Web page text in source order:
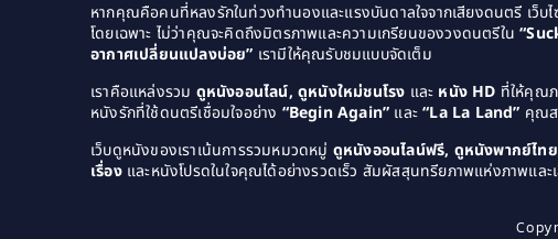
หากคุณคือคนที่หลงรักในท่วงทำนองและแรงบันดาลใจจากเสียงดนตรี เว็บ
โดยเฉพาะ ไม่ว่าคุณจะคิดถึงมิตรภาพและความเกรียนของวงดนตรีใน
อากาศเปลี่ยนแปลงบ่อย” เรามีให้คุณรับชมแบบจัดเต็ม
เราคือแหล่งรวม ดูหนังออนไลน์, ดูหนังใหม่ชนโรง และ หนัง HD ที่ให้คุณ
หนังรักที่ใช้ดนตรีเชื่อมใจอย่าง “Begin Again” และ“La La Land” คุณส
เว็บดูหนังของเราเน้นการรวมหมวดหมู่ ดูหนังออนไลน์ฟรี, ดูหนังพากย์ไท
เรื่องและหนังโปรดในใจคุณได้อย่างรวดเร็ว สัมผัสสุนทรียภาพแห่งภาพแล